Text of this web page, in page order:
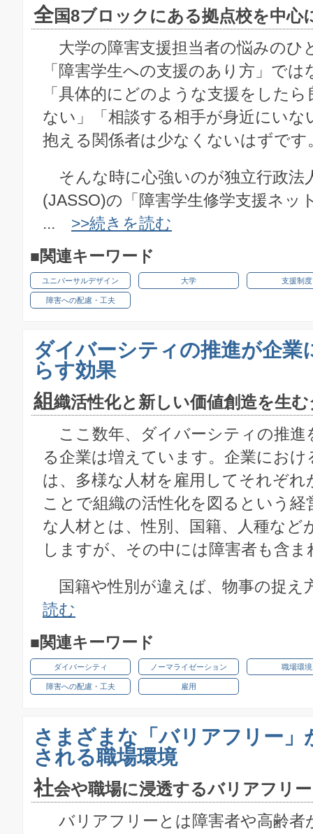
全国8ブロックにある拠点校を中心
大学の障害支援担当者の悩みのひ
「障害学生への支援のあり方」で
「具体的にどのような支援をした
ない」「相談する相手が身近にいな
抱える関係者は少なくないはずです
そんな時に心強いのが独立行政法
(JASSO)の「障害学生修学支援ネッ
... >>続きを読む
■関連キーワード
ユニバーサルデザイン 大学 支援制度
障害への配慮・工夫
ダイバーシティの推進が企業
らす効果
組 織活性化と新しい価値創造を生
ここ数年、ダイバーシティの推進
る企業は増えています。企業にお
は、多様な人材を雇用してそれぞれ
ことで組織の活性化を図るという経
な人材とは、性別、国籍、人種など
しますが、その中には障害者も含ま
国籍や性別が違えば、物事の捉
読む
■関連キーワード
ダイバーシティ ノーマライゼーション 職場環境
障害への配慮・工夫 雇用
さまざまな「バリアフリー」
される職場環境
社会や職場に浸透するバリアフリー
バリアフリーとは障害者や高齢者